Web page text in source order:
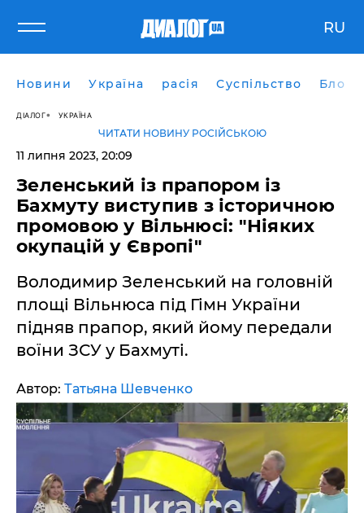
RU
Новини Україна расія Суспільство Блоги
ДІАЛОГ УКРАЇНА
ЧИТАТИ НОВИНУ РОСІЙСЬКОЮ
11 липня 2023, 20:09
Зеленський із прапором із
Бахмуту виступив з історичною
промовою у Вільнюсі: "Ніяких
окупацій у Європі"
Володимир Зеленський на головній
площі Вільнюса під Гімн України
підняв прапор, який йому передали
воїни ЗСУ у Бахмуті.
Автор: Татьяна Шевченко